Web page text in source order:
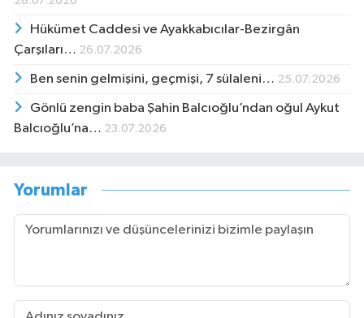
Hükümet Caddesi ve Ayakkabıcılar-Bezirgân
Çarşıları… 26.07.2026
Ben senin gelmişini, geçmişi, 7 sülaleni… 25.07.2026
Gönlü zengin baba Şahin Balcıoğlu’ndan oğul Aykut
Balcıoğlu’na… 23.07.2026
Yorumlar